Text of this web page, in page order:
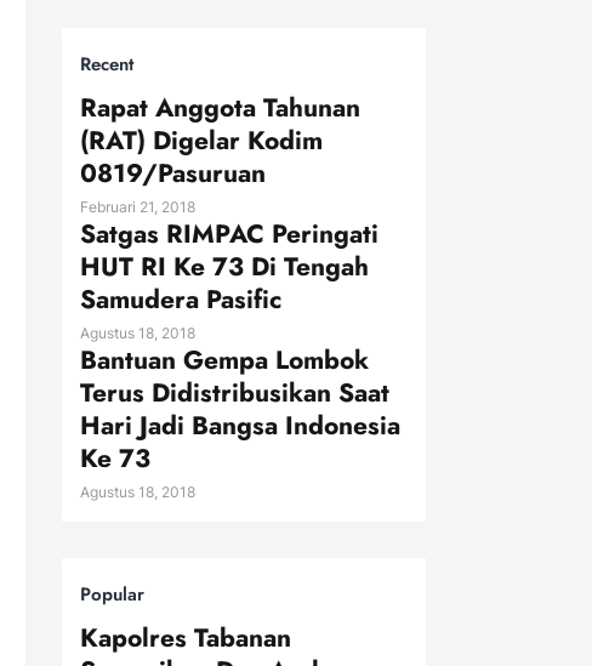
Recent
Rapat Anggota Tahunan
(RAT) Digelar Kodim
0819/Pasuruan
Februari 21, 2018
Satgas RIMPAC Peringati
HUT RI Ke 73 Di Tengah
Samudera Pasific
Agustus 18, 2018
Bantuan Gempa Lombok
Terus Didistribusikan Saat
Hari Jadi Bangsa Indonesia
Ke 73
Agustus 18, 2018
Popular
Kapolres Tabanan